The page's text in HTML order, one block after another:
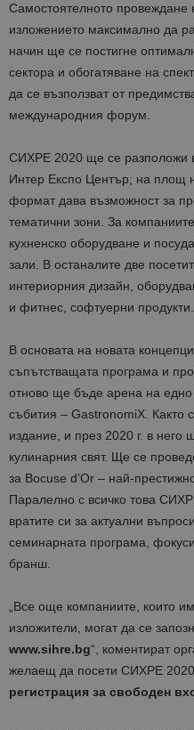
Самостоятелното
изложението максимално да
начин ще се постигне
сектора и обогатяване на
да се възползват от
международния форум.
СИХРЕ 2020 ще се разположи
Интер Експо Център; на площ
формат дава възможност за
тематични зони. За
кухненско оборудване и
зали. В останалите две
интериорния дизайн,
и фитнес, софтуерни продукти.
В основата на новата
съпътстващата програма и
отново ще бъде арена на едно
събития – GastronomiX. Както
издание, и през 2020 г. в него
кулинарния свят. Ще се
за Bocuse d’Or – най-
Паралелно с всичко това
вратите си за актуални
семинарната програма,
бранш.
„Все още компаниите, които
изложители, могат да се
www.sihre.bg“, коментират
желаещ да посети СИХРЕ
регистрация за свободен